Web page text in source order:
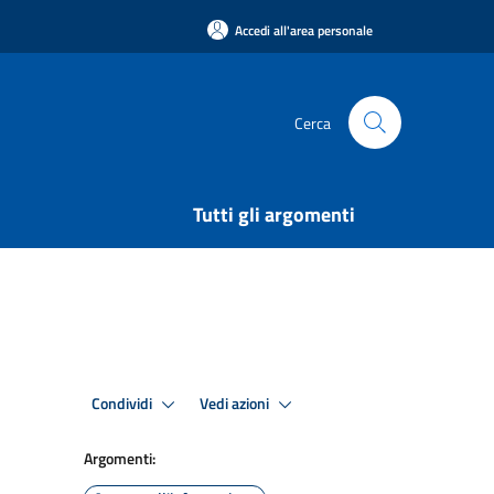
Accedi all'area personale
Cerca
Tutti gli argomenti
Condividi Vedi azioni
Argomenti: